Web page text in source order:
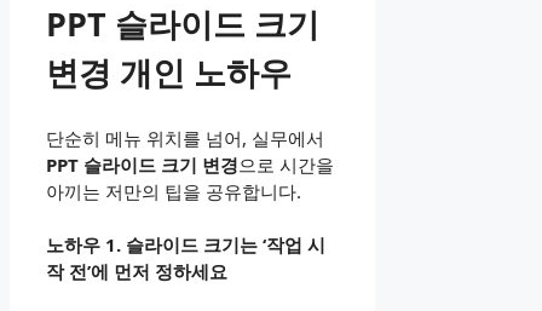
PPT 슬라이드 크기
변경 개인 노하우
단순히 메뉴 위치를 넘어, 실무에서
PPT 슬라이드 크기 변경으로 시간을
아끼는 저만의 팁을 공유합니다.
노하우 1. 슬라이드 크기는 ‘작업 시
작 전’에 먼저 정하세요